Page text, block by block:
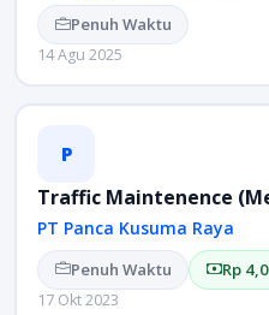
Penuh Waktu
14 Agu 2025
P
Traffic Maintenence
PT Panca Kusuma Raya
Penuh Waktu Rp
17 Okt 2023